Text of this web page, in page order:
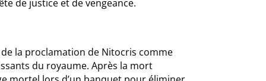
de justice et de vengeance.
la proclamation de Nitocris comme
du royaume. Après la mort